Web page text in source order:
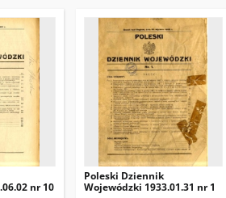
nr 10
Poleski Dziennik
Wojewódzki 1933.01.31 nr 1